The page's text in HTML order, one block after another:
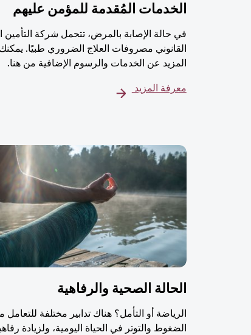
الخدمات المُقدمة للمؤمن عليهم
في حالة الإصابة بالمرض، تتحمل شركة
القانوني مصروفات العلاج الضروري طبيًا.
المزيد عن الخدمات والرسوم الإضافية من هنا.
معرفة المزيد
الحالة الصحية والرفاهية
الرياضة أو التأمل؟ هناك تدابير مختلفة للتعامل
الضغوط والتوتر في الحياة اليومية، ولزيادة